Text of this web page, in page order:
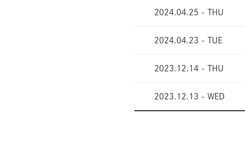
2024.04.25 - THU
2024.04.23 - TUE
2023.12.14 - THU
2023.12.13 - WED